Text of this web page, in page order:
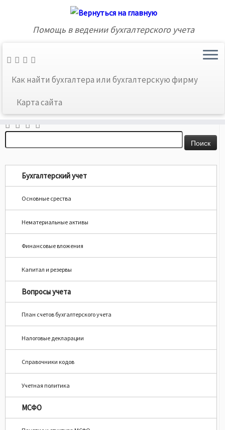
Помощь в ведении бухгалтерского учета
Как найти бухгалтера или бухгалтерскую фирму
Карта сайта
новостей бухгалтерского учета
Ссылки соцсетей
Найти:
Бухгалтерский учет
Основные срества
Нематериальные активы
Финансовые вложения
Капитал и резервы
Вопросы учета
План счетов бухгалтерского учета
Налоговые декларации
Справочники кодов
Учетная политика
МСФО